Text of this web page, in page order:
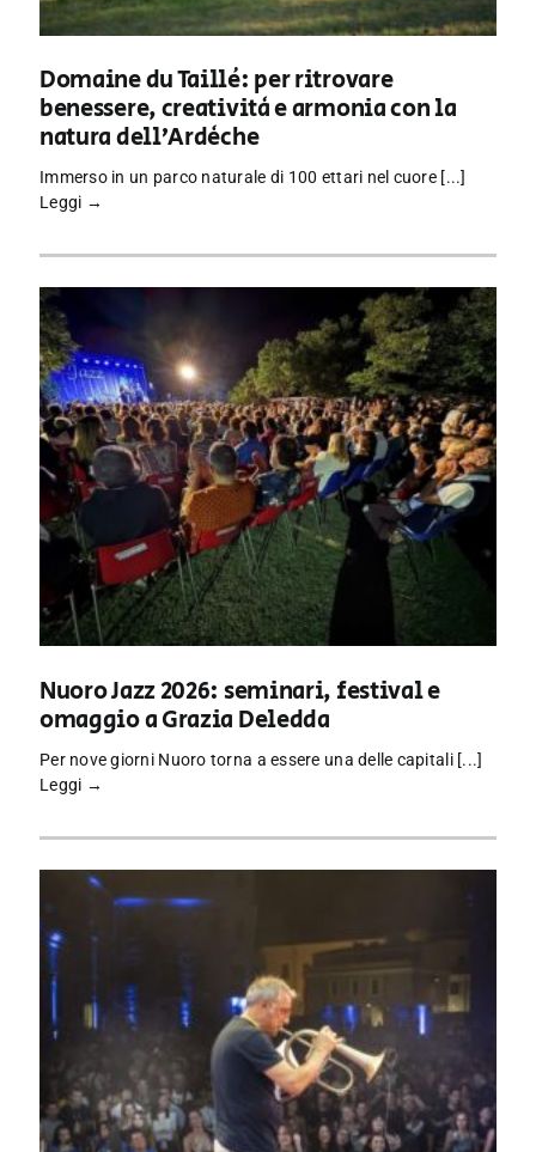
Domaine du Taillé: per ritrovare
benessere, creatività e armonia con la
natura dell’Ardèche
Immerso in un parco naturale di 100 ettari nel cuore [...]
Leggi →
Nuoro Jazz 2026: seminari, festival e
omaggio a Grazia Deledda
Per nove giorni Nuoro torna a essere una delle capitali [...]
Leggi →